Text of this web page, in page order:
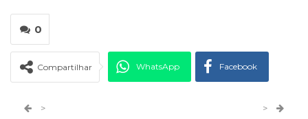
0
Compartilhar WhatsApp Facebook
> >